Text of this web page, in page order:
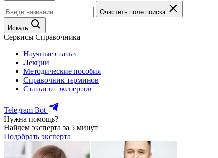
Очистить поле поиска
Искать
Сервисы Справочника
Научные статьи
Лекции
Методические пособия
Справочник терминов
Статьи от экспертов
Telegram Bot
Нужна помощь?
Найдем эксперта за 5 минут
Подобрать эксперта